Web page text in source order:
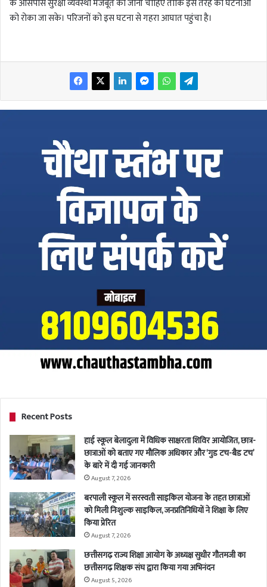
के आसपास सुरक्षा व्यवस्था मजबूत की जानी चाहिए ताकि इस तरह की घटनाओं
को रोका जा सके। परिजनों को इस घटना से गहरा आघात पहुंचा है।
Recent Posts
हाई स्कूल बेलादुला में विधिक साक्षरता शिविर आयोजित, छात्र-
छात्राओं को बताए गए मौलिक अधिकार और ‘गुड टच-बैड टच’
के बारे में दी गई जानकारी
August 7, 2026
बरपाली स्कूल में सरस्वती साइकिल योजना के तहत छात्राओं
को मिली निःशुल्क साइकिल, जनप्रतिनिधियों ने शिक्षा के लिए
किया प्रेरित
August 7, 2026
छत्तीसगढ़ राज्य शिक्षा आयोग के अध्यक्ष सुधीर गौतमजी का
छत्तीसगढ़ शिक्षक संघ द्वारा किया गया अभिनंदन
August 5, 2026